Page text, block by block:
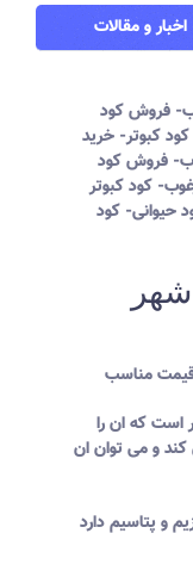
اخبار و مقالات
فروش کود
کبوتر- خرید
فروش کود
کود کبوتر
حیوانی- کود
است که ان را
و می توان ان
و پتاسیم دارد